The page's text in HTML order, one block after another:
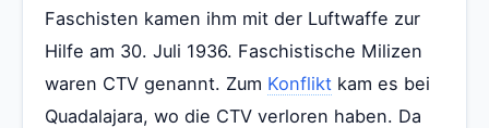
Faschisten kamen ihm mit der Luftwaffe zur
Hilfe am 30. Juli 1936. Faschistische Milizen
waren CTV genannt. Zum Konflikt kam es bei
Quadalajara, wo die CTV verloren haben. Da